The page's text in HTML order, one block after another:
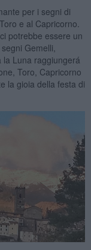
per i segni di
e al Capricorno.
potrebbe essere un
Gemelli,
la Luna raggiungerá
Toro, Capricorno
la gioia della festa di